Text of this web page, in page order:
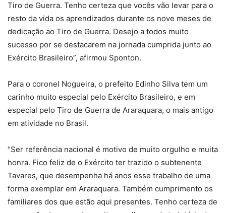
Tiro de Guerra. Tenho certeza que vocês vão levar para o
resto da vida os aprendizados durante os nove meses de
dedicação ao Tiro de Guerra. Desejo a todos muito
sucesso por se destacarem na jornada cumprida junto ao
Exército Brasileiro”, afirmou Sponton.
Para o coronel Nogueira, o prefeito Edinho Silva tem um
carinho muito especial pelo Exército Brasileiro, e em
especial pelo Tiro de Guerra de Araraquara, o mais antigo
em atividade no Brasil.
“Ser referência nacional é motivo de muito orgulho e muita
honra. Fico feliz de o Exército ter trazido o subtenente
Tavares, que desempenha há anos esse trabalho de uma
forma exemplar em Araraquara. Também cumprimento os
familiares dos que estão aqui presentes. Tenho certeza de